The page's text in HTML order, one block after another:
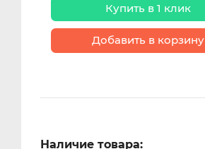
Купить в 1 клик
Добавить в корзину
Наличие товара: